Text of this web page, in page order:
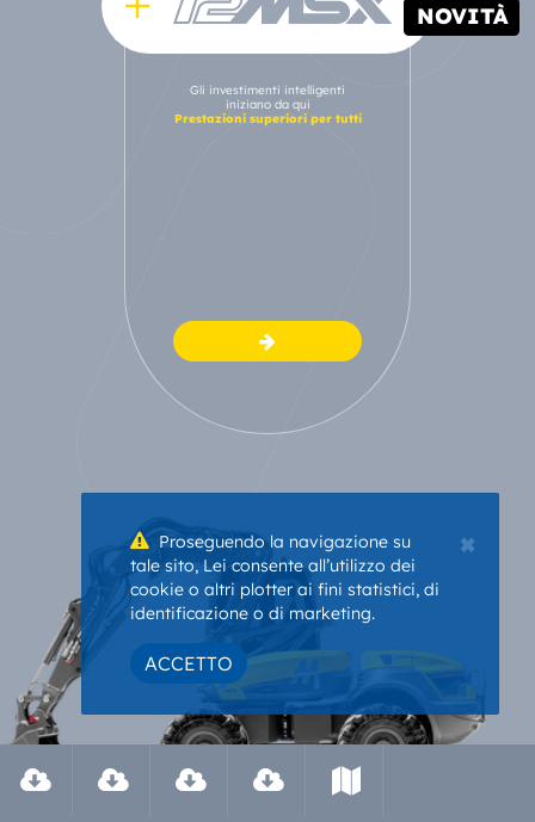
NOVITÀ
Gli investimenti intelligenti
iniziano da qui
Prestazioni superiori per tutti
×
Proseguendo la navigazione su
tale sito, Lei consente all’utilizzo dei
cookie o altri plotter ai fini statistici, di
identificazione o di marketing.
ACCETTO